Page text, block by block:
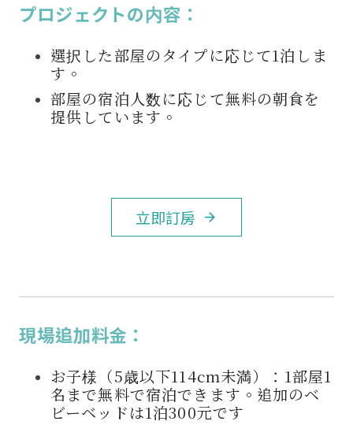
プロジェクトの内容：
選択した部屋のタイプに応じて1泊しま
す。
部屋の宿泊人数に応じて無料の朝食を
提供しています。
立即訂房 arrow_forward
現場追加料金：
お子様（5歳以下114cm未満）：1部屋1
名まで無料で宿泊できます。 追加のベ
ビーベッドは1泊300元です